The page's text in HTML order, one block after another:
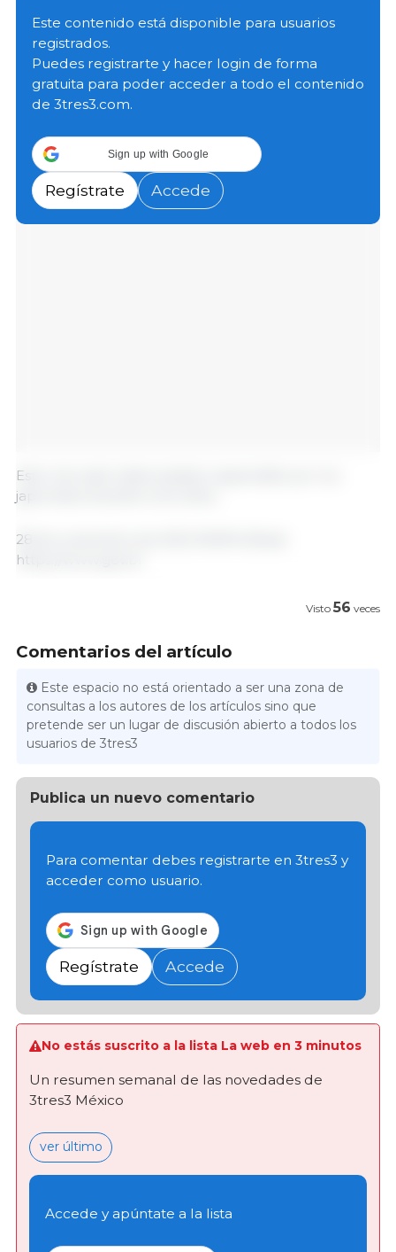
Ganadería de Brasil ha informado de la apertura de
seis nuevos mercados para el agronegocio brasileño,
dos en Colombia y cuatro en Japón.
En el caso del Japón, se trata de carne de vacuno y
vacuno y de cerdo.
Este mercado había estado suspendido por los
japoneses durante ocho años.
28 de noviembre de 2023 /MAPA /Brasil.
https://www.gov.br
Este contenido está disponible para usuarios
registrados.
Puedes registrarte y hacer login de forma
gratuita para poder acceder a todo el contenido
de 3tres3.com.
Sign up with Google
Regístrate Accede
Visto 56 veces
Comentarios del artículo
Este espacio no está orientado a ser una zona de
consultas a los autores de los artículos sino que
pretende ser un lugar de discusión abierto a todos los
usuarios de 3tres3
Publica un nuevo comentario
Para comentar debes registrarte en 3tres3 y
acceder como usuario.
Regístrate Accede
No estás suscrito a la lista La web en 3 minutos
Un resumen semanal de las novedades de
3tres3 México
ver último
Accede y apúntate a la lista